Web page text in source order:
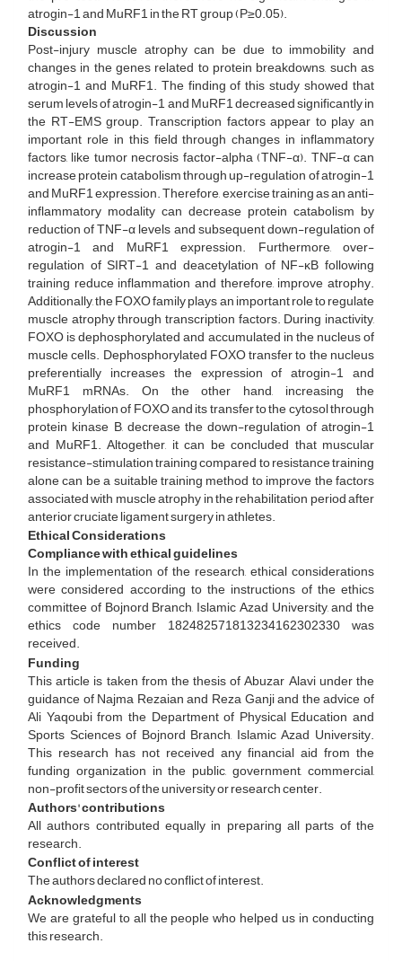
atrogin-1 and MuRF1 in the RT group (P≥0.05).
Discussion
Post-injury muscle atrophy can be due to immobility and
changes in the genes related to protein breakdowns, such as
atrogin-1 and MuRF1. The finding of this study showed that
serum levels of atrogin-1 and MuRF1 decreased significantly in
the RT-EMS group. Transcription factors appear to play an
important role in this field through changes in inflammatory
factors, like tumor necrosis factor-alpha (TNF-α). TNF-α can
increase protein catabolism through up-regulation of atrogin-1
and MuRF1 expression. Therefore, exercise training as an anti-
inflammatory modality can decrease protein catabolism by
reduction of TNF-α levels and subsequent down-regulation of
atrogin-1 and MuRF1 expression. Furthermore, over-
regulation of SIRT-1 and deacetylation of NF-ĸB following
training reduce inflammation and therefore, improve atrophy.
Additionally, the FOXO family plays an important role to regulate
muscle atrophy through transcription factors. During inactivity,
FOXO is dephosphorylated and accumulated in the nucleus of
muscle cells. Dephosphorylated FOXO transfer to the nucleus
preferentially increases the expression of atrogin-1 and
MuRF1 mRNAs. On the other hand, increasing the
phosphorylation of FOXO and its transfer to the cytosol through
protein kinase B, decrease the down-regulation of atrogin-1
and MuRF1. Altogether, it can be concluded that muscular
resistance-stimulation training compared to resistance training
alone can be a suitable training method to improve the factors
associated with muscle atrophy in the rehabilitation period after
anterior cruciate ligament surgery in athletes.
Ethical Considerations
Compliance with ethical guidelines
In the implementation of the research, ethical considerations
were considered according to the instructions of the ethics
committee of Bojnord Branch, Islamic Azad University, and the
ethics code number 182482571813234162302330 was
received.
Funding
This article is taken from the thesis of Abuzar Alavi under the
guidance of Najma Rezaian and Reza Ganji and the advice of
Ali Yaqoubi from the Department of Physical Education and
Sports Sciences of Bojnord Branch, Islamic Azad University.
This research has not received any financial aid from the
funding organization in the public, government, commercial,
non-profit sectors of the university or research center.
Authors' contributions
All authors contributed equally in preparing all parts of the
research.
Conflict of interest
The authors declared no conflict of interest.
Acknowledgments
We are grateful to all the people who helped us in conducting
this research.